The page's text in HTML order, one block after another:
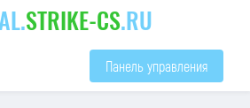
STRIKE-CS.RU
Панель управления